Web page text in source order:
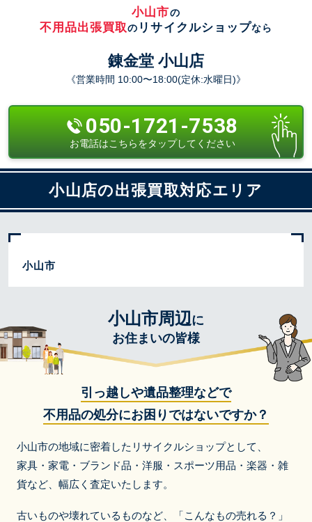
小山市の
不用品出張買取の リサイクルショップなら
錬金堂 小山店
《営業時間 10:00〜18:00(定休:水曜日)》
050-1721-7538
お電話はこちらをタップしてください
小山店の出張買取対応エリア
小山市
小山市周辺に
お住まいの皆様
引っ越しや遺品整理などで
不用品の処分にお困りではないですか？
小山市の地域に密着したリサイクルショップとして、
家具・家電・ブランド品・洋服・スポーツ用品・楽器・雑
貨など、 幅広く査定いたします。
古いものや壊れているものなど、「こんなもの売れる？」